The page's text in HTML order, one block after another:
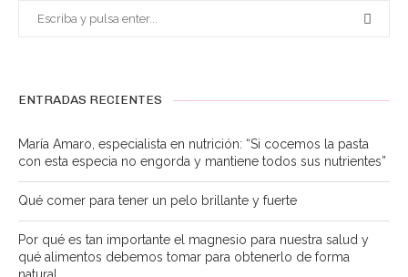
ENTRADAS RECIENTES
María Amaro, especialista en nutrición: “Si cocemos la pasta
con esta especia no engorda y mantiene todos sus nutrientes”
Qué comer para tener un pelo brillante y fuerte
Por qué es tan importante el magnesio para nuestra salud y
qué alimentos debemos tomar para obtenerlo de forma